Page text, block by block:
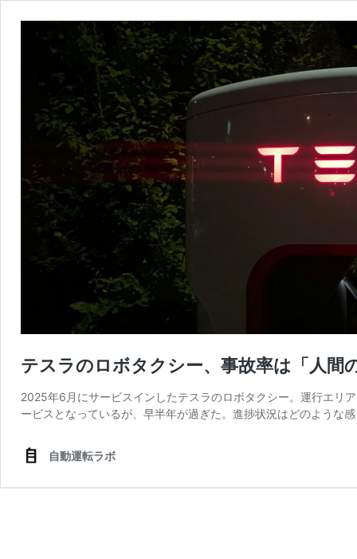
テスラのロボタクシー、事故率は「人間
2025年6月にサービスインしたテスラのロボタクシー。運行エリ
ービスとなっているが、早半年が過ぎた。進捗状況はどのような
自動運転ラボ